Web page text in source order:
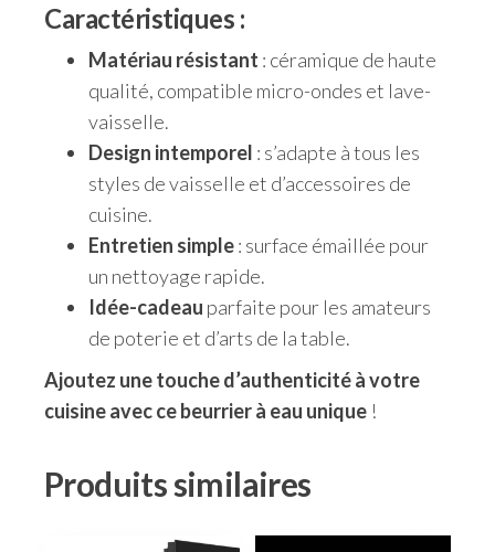
Caractéristiques :
Matériau résistant : céramique de haute
qualité, compatible micro-ondes et lave-
vaisselle.
Design intemporel : s’adapte à tous les
styles de vaisselle et d’accessoires de
cuisine.
Entretien simple: surface émaillée pour
un nettoyage rapide.
Idée-cadeau parfaite pour les amateurs
de poterie et d’arts de la table.
Ajoutez une touche d’authenticité à votre
cuisine avec ce beurrier à eau unique !
Produits similaires